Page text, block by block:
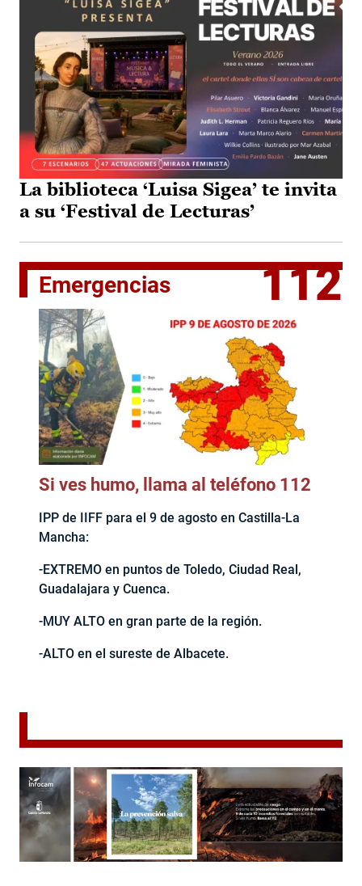
La biblioteca ‘Luisa Sigea’ te invita
a su ‘Festival de Lecturas’
Emergencias 112
Si ves humo, llama al teléfono 112
IPP de IIFF para el 9 de agosto en Castilla-La
Mancha:
-EXTREMO en puntos de Toledo, Ciudad Real,
Guadalajara y Cuenca.
-MUY ALTO en gran parte de la región.
-ALTO en el sureste de Albacete.